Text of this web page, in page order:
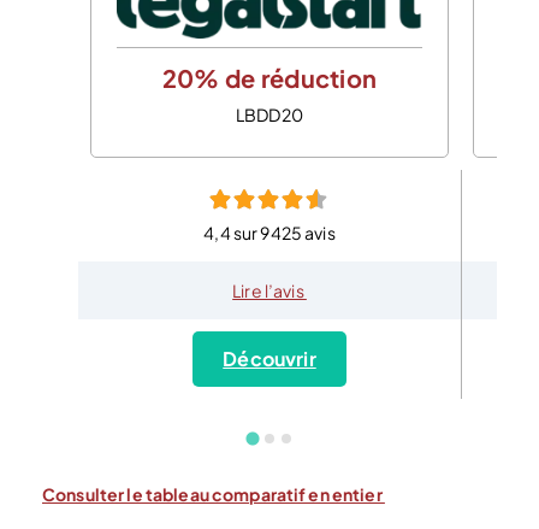
20% de réduction
LBDD20
4,4 sur 9425 avis
Lire l’avis
Découvrir
Consulter le tableau comparatif en entier